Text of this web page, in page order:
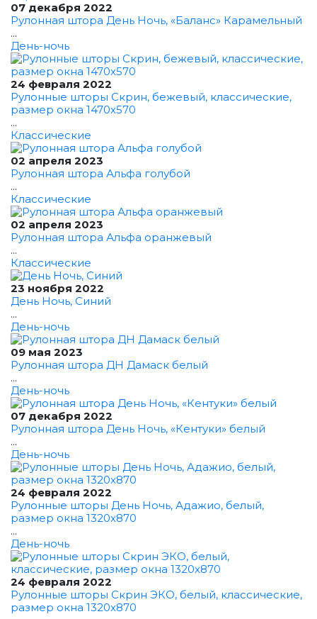
07 декабря 2022
Рулонная штора День Ночь, «Баланс» Карамельный
...
День-ночь
24 февраля 2022
Рулонные шторы Скрин, бежевый, классические,
размер окна 1470x570
...
Классические
02 апреля 2023
Рулонная штора Альфа голубой
...
Классические
02 апреля 2023
Рулонная штора Альфа оранжевый
...
Классические
23 ноября 2022
День Ночь, Синий
...
День-ночь
09 мая 2023
Рулонная штора ДН Дамаск белый
...
День-ночь
07 декабря 2022
Рулонная штора День Ночь, «Кентуки» белый
...
День-ночь
24 февраля 2022
Рулонные шторы День Ночь, Адажио, белый,
размер окна 1320x870
...
День-ночь
24 февраля 2022
Рулонные шторы Скрин ЭКО, белый, классические,
размер окна 1320x870